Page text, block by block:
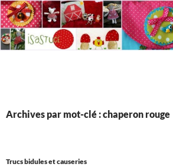
Aller
au
contenu
Archives par mot-clé : chaperon rouge
Trucs bidules et causeries